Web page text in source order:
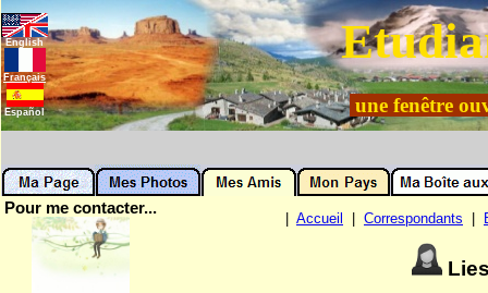
English
Français
Español une fenêtre
Pour me contacter...
Accueil Correspondants